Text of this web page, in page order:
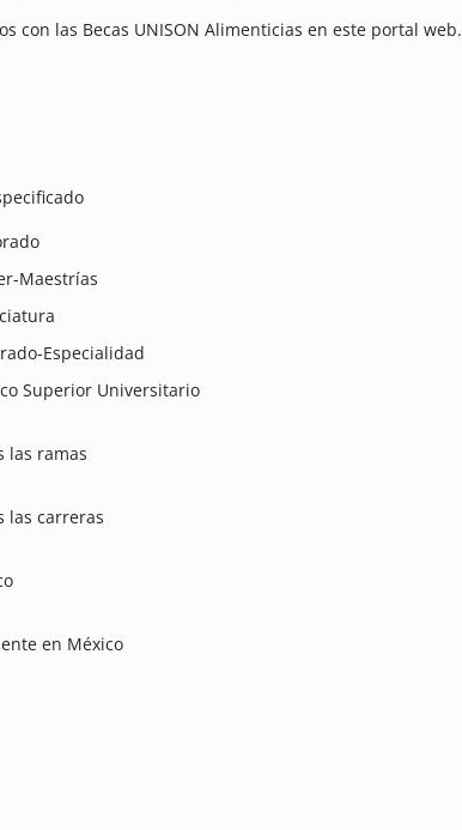
con las Becas UNISON Alimenticias en este portal web.
Maestrías
Especialidad
Superior Universitario
las ramas
las carreras
en México